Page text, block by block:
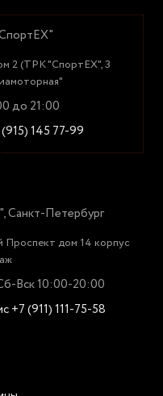
2 (ТРК "СпортЕХ", 3
до 21:00
145 77-99
Санкт-Петербург
Проспект дом 14 корпус
Вск 10:00-20:00
+7 (911) 111-75-58